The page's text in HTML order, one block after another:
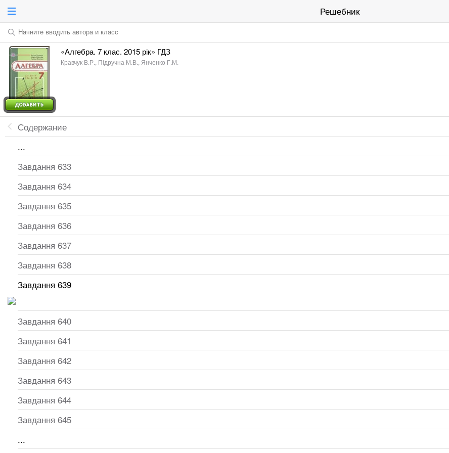
Решебник
Начните вводить автора и класс
«Алгебра. 7 клас. 2015 рік» ГДЗ
Кравчук В.Р., Підручна М.В., Янченко Г.М.
Содержание
...
Завдання 633
Завдання 634
Завдання 635
Завдання 636
Завдання 637
Завдання 638
Завдання 639
Завдання 640
Завдання 641
Завдання 642
Завдання 643
Завдання 644
Завдання 645
...